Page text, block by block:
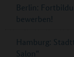
Berlin:
bewerben!
Hamburg:
Salon“